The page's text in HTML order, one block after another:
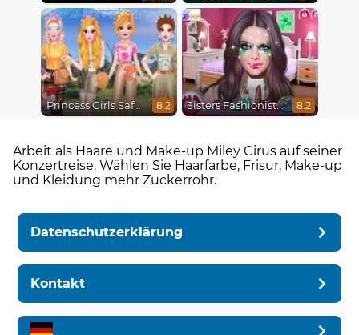
Princess Girls Safari Trip 8.2 Sisters Fashionista Makeup 8.2
Arbeit als Haare und Make-up Miley Cirus auf seiner
Konzertreise. Wählen Sie Haarfarbe, Frisur, Make-up
und Kleidung mehr Zuckerrohr.
Datenschutzerklärung
Kontakt